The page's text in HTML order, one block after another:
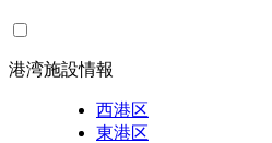
港湾施設情報
西港区
東港区